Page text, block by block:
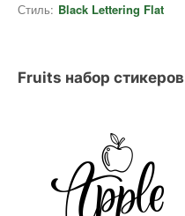
Стиль: Black Lettering Flat
Fruits набор стикеров